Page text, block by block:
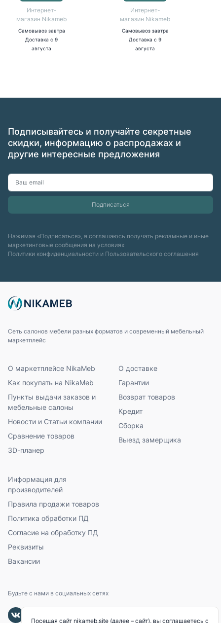
Интернет-
магазин Nikameb
Самовывоз завтра
Доставка с 9
августа
Интернет-
магазин Nikameb
Самовывоз завтра
Доставка с 9
августа
Подписывайтесь и получайте секретные
скидки, информацию о распродажах и
другие интересные предложения
Нажимая «Подписаться», я соглашаюсь получать рекламные и иные
маркетинговые сообщения на условиях
Политики конфиденциальности и Пользовательского соглашения
Сеть салонов мебели разных форматов и современный мебельный
маркетплейс
О маркетплейсе NikaMeb
Как покупать на NikaMeb
Пункты выдачи заказов и
мебельные салоны
Новости и Статьи компании
Сравнение товаров
3D-планер
О доставке
Гарантии
Возврат товаров
Кредит
Сборка
Выезд замерщика
Информация для
производителей
Правила продажи товаров
Политика обработки ПД
Согласие на обработку ПД
Реквизиты
Вакансии
Будьте с нами в социальных сетях
Посещая сайт nikameb.site (далее – сайт), вы соглашаетесь с